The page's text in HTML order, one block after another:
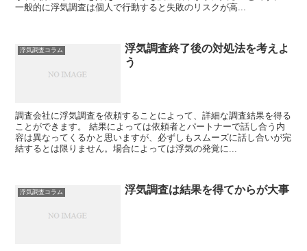
一般的に浮気調査は個人で行動すると失敗のリスクが高...
浮気調査コラム
浮気調査終了後の対処法を考えよ
う
調査会社に浮気調査を依頼することによって、詳細な調査結果を得る
ことができます。 結果によっては依頼者とパートナーで話し合う内
容は異なってくるかと思いますが、必ずしもスムーズに話し合いが完
結するとは限りません。場合によっては浮気の発覚に...
浮気調査コラム 浮気調査は結果を得てからが大事